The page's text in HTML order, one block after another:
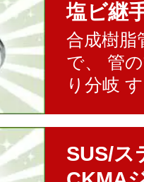
塩ビ継
合成樹脂
で、 管
り分岐
SUS/ス